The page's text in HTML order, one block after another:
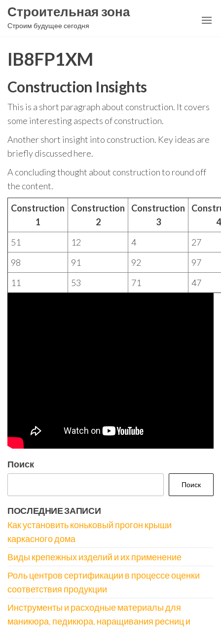
Перейти
Строительная зона
Строим будущее сегодня
IB8FP1XM
Construction Insights
This is a short paragraph about construction. It covers
some interesting aspects of construction.
Another short insight into construction. Key ideas are
briefly discussed here.
A concluding thought about construction to round off
the content.
Construction
1
Construction
2
Construction
3
4
51
12 4
27
98
91 92
97
11
53 71 47
Поиск
Поиск
ПОСЛЕДНИЕ ЗАПИСИ
Как установить коньковый прогон крыши
каркасного дома
Виды крепежных изделий и их применение
Роль центров сертификации в процессе оценки
соответствия продукции
Инструменты и расходные материалы для
маникюра, педикюра, наращивания ресниц и